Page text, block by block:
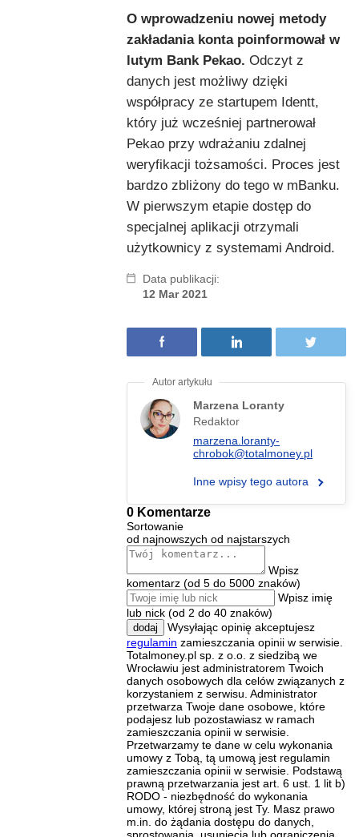
O wprowadzeniu nowej metody
zakładania konta poinformował w
lutym Bank Pekao. Odczyt z
danych jest możliwy dzięki
współpracy ze startupem Identt,
który już wcześniej partnerował
Pekao przy wdrażaniu zdalnej
weryfikacji tożsamości. Proces jest
bardzo zbliżony do tego w mBanku.
W pierwszym etapie dostęp do
specjalnej aplikacji otrzymali
użytkownicy z systemami Android.
Data publikacji:
12 Mar 2021
Marzena Loranty
Redaktor
marzena.loranty-
chrobok@totalmoney.pl
Inne wpisy tego autora
0 Komentarze
Sortowanie
od najnowszych od najstarszych
Wpisz
komentarz (od 5 do 5000 znaków)
Wpisz imię
lub nick (od 2 do 40 znaków)
dodaj
Wysyłając opinię akceptujesz
regulamin zamieszczania opinii w serwisie.
Totalmoney.pl sp. z o.o. z siedzibą we
Wrocławiu jest administratorem Twoich
danych osobowych dla celów związanych z
korzystaniem z serwisu. Administrator
przetwarza Twoje dane osobowe, które
podajesz lub pozostawiasz w ramach
zamieszczania opinii w serwisie.
Przetwarzamy te dane w celu wykonania
umowy z Tobą, tą umową jest regulamin
zamieszczania opinii w serwisie. Podstawą
prawną przetwarzania jest art. 6 ust. 1 lit b)
RODO - niezbędność do wykonania
umowy, której stroną jest Ty. Masz prawo
m.in. do żądania dostępu do danych,
sprostowania, usunięcia lub ograniczenia